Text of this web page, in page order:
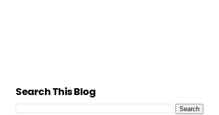
Search This Blog